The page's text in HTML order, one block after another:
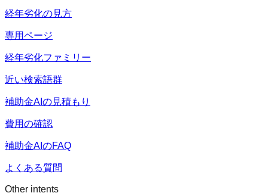
経年劣化の見方
専用ページ
経年劣化ファミリー
近い検索語群
補助金AIの見積もり
費用の確認
補助金AIのFAQ
よくある質問
Other intents